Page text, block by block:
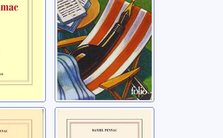
Pennac, Daniel
les
Chagrin d'école
Pennac, Daniel